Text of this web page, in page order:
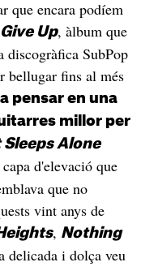
que encara podíem
Give Up, àlbum que
discogràfica SubPop
bellugar fins al més
pensar en una
millor per
Alone
d'elevació que
que no
vint anys de
, Nothing
delicada i dolça veu